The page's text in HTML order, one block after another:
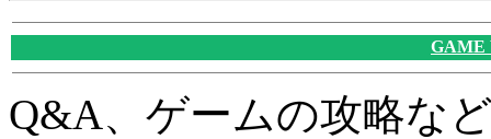
GAME
Q&A、ゲームの攻略な